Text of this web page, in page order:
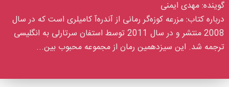
گوینده:مهدی ایمنی
درباره کتاب:مزرعه کوزه‌گر رمانی از آندره‌آ کامیلری است که در سال
2008 منتشر و در سال 2011 توسط استفان سرتارلی به انگلیسی
ترجمه شد. این سیزدهمین رمان از مجموعه محبوب بین...